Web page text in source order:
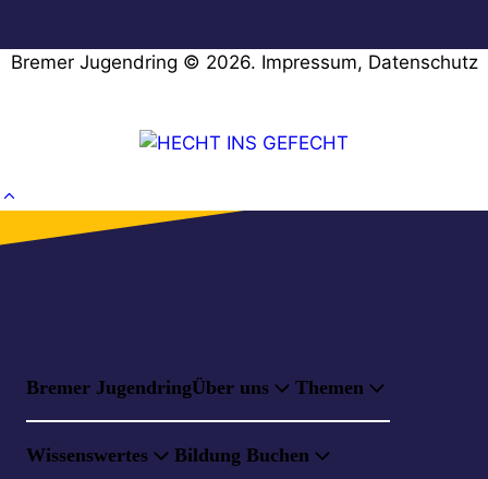
Bremer Jugendring © 2026. Impressum, Datenschutz
Bremer JugendringÜber uns Themen
Wissenswertes Bildung Buchen